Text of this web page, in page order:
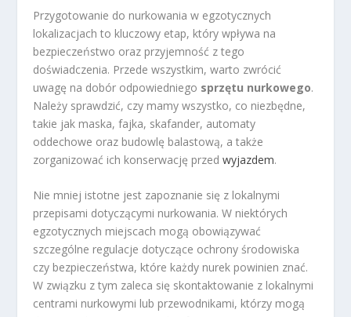
Przygotowanie do nurkowania w egzotycznych
lokalizacjach to kluczowy etap, który wpływa na
bezpieczeństwo oraz przyjemność z tego
doświadczenia. Przede wszystkim, warto zwrócić
uwagę na dobór odpowiedniego sprzętu nurkowego.
Należy sprawdzić, czy mamy wszystko, co niezbędne,
takie jak maska, fajka, skafander, automaty
oddechowe oraz budowlę balastową, a także
zorganizować ich konserwację przedwyjazdem.
Nie mniej istotne jest zapoznanie się z lokalnymi
przepisami dotyczącymi nurkowania. W niektórych
egzotycznych miejscach mogą obowiązywać
szczególne regulacje dotyczące ochrony środowiska
czy bezpieczeństwa, które każdy nurek powinien znać.
W związku z tym zaleca się skontaktowanie z lokalnymi
centrami nurkowymi lub przewodnikami, którzy mogą